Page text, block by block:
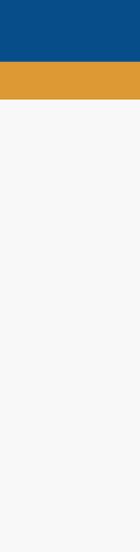
contenido